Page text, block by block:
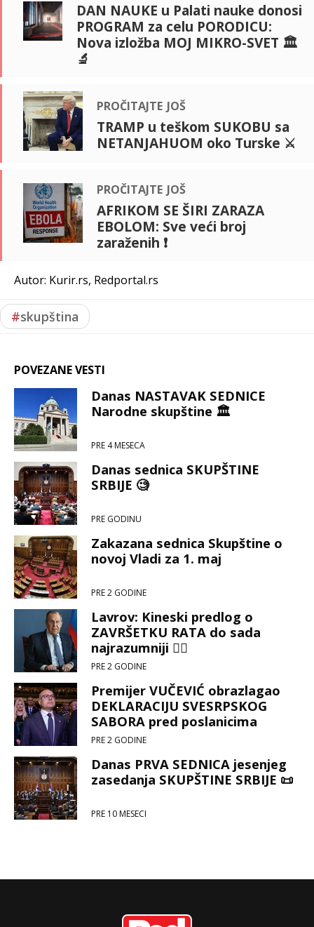
DAN NAUKE u Palati nauke donosi
PROGRAM za celu PORODICU:
Nova izložba MOJ MIKRO-SVET 🏛️
🔬
pročitajte još
TRAMP u teškom SUKOBU sa
NETANJAHUOM oko Turske ⚔️
pročitajte još
AFRIKOM SE ŠIRI ZARAZA
EBOLOM: Sve veći broj
zaraženih ❗
Autor: Kurir.rs, Redportal.rs
#skupština
POVEZANE VESTI
Danas NASTAVAK SEDNICE
Narodne skupštine 🏛️
PRE 4 MESECA
Danas sednica SKUPŠTINE
SRBIJE 🧐
PRE GODINU
Zakazana sednica Skupštine o
novoj Vladi za 1. maj
PRE 2 GODINE
Lavrov: Kineski predlog o
ZAVRŠETKU RATA do sada
najrazumniji ☝🏻
PRE 2 GODINE
Premijer VUČEVIĆ obrazlagao
DEKLARACIJU SVESRPSKOG
SABORA pred poslanicima
Narodne skupštine 📜
PRE 2 GODINE
Danas PRVA SEDNICA jesenjeg
zasedanja SKUPŠTINE SRBIJE 📜
PRE 10 MESECI